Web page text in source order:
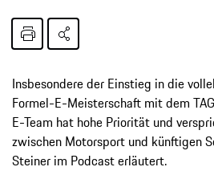
Insbesondere der Einstieg in die
Formel-E-Meisterschaft mit dem
E-Team hat hohe Priorität und
zwischen Motorsport und künftigen
Steiner im Podcast erläutert.